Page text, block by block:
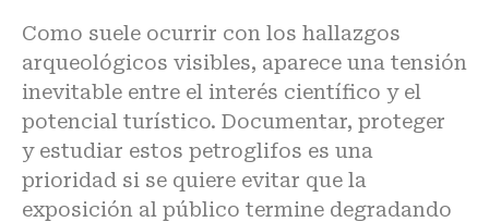
Como suele ocurrir con los hallazgos
arqueológicos visibles, aparece una tensión
inevitable entre el interés científico y el
potencial turístico. Documentar, proteger
y estudiar estos petroglifos es una
prioridad si se quiere evitar que la
exposición al público termine degradando